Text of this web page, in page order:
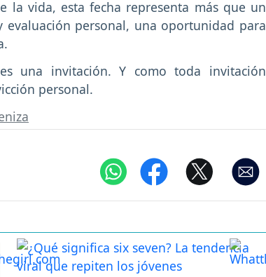
la vida, esta fecha representa más que un
personal, una oportunidad para
una invitación. Y como toda invitación
personal.